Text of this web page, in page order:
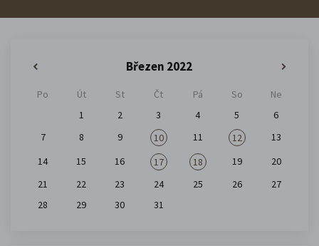
Březen 2022
Po Út St Čt Pá So
Ne
1
2 3 4 5
6
7
8 9 10 11 12
13
14
15 16 17 18 19
20
21
22 23 24 25 26
27
28
29 30 31